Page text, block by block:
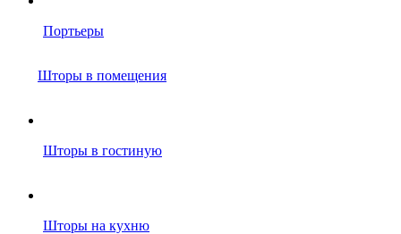
Портьеры
Шторы в помещения
Шторы в гостиную
Шторы на кухню